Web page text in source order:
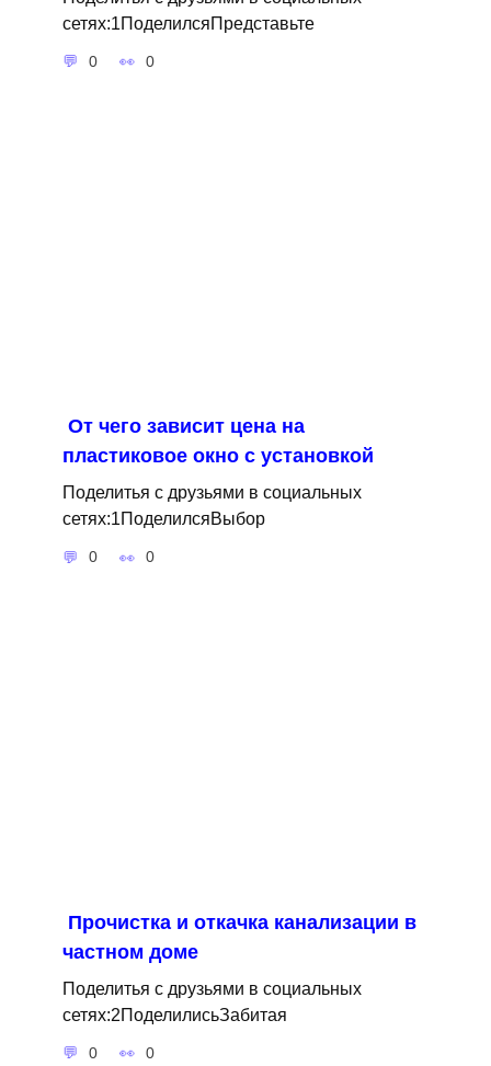
сетях:1ПоделилсяПредставьте
0 0
От чего зависит цена на
пластиковое окно с установкой
Поделитья с друзьями в социальных
сетях:1ПоделилсяВыбор
0 0
Прочистка и откачка канализации в
частном доме
Поделитья с друзьями в социальных
сетях:2ПоделилисьЗабитая
0 0